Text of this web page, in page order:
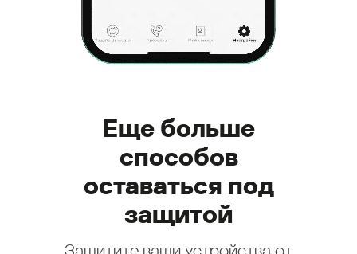
Еще больше
способов
оставаться под
защитой